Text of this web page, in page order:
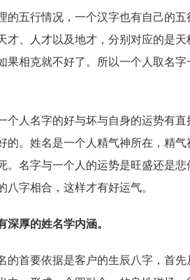
五行情况，一个汉字也有自己的五
才、人才以及地才，分别对应的是
果相克就不好了。所以一个人取名
人名字的好与坏与自身的运势有直
的。姓名是一个人精气神所在，精
。名字与一个人的运势是旺盛还是
八字相合，这样才有好运气。
深厚的姓名学内涵。
首要依据是客户的生辰八字，首先